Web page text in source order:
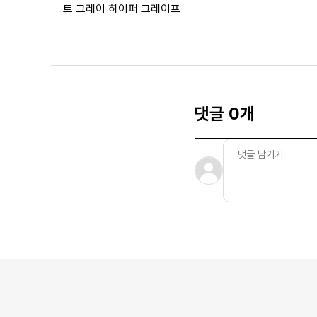
트 그레이 하이퍼 그레이프
댓글 0개